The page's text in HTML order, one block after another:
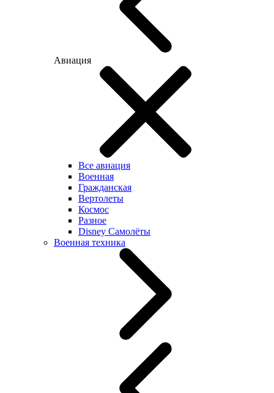
Авиация
Все авиация
Военная
Гражданская
Вертолеты
Космос
Разное
Disney Самолёты
Военная техника